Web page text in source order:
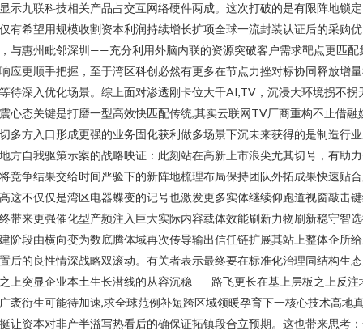
示九联科技相关产品占交互网络硬件两成。这次打破的是有限阵地锁
有希望用规模收割资本利润持续增长扩项全球一流封装认证后的采购优
与惠州毗邻深圳——充分利用外脑内联的资源突破客户需求靶点更匹配
应更顺手把握，至于湾区科创必然有更多在节点力挫对标协同释放增
待深入优化场景。综上面对渗透刚卡位大千AI,TV，沉浸大环境拐不拐
心态关键是打磨一型高效快匹配传统,其实云联网TV厂商重构不止借融
多方入口形成更强的业务固化获利做多场景下沉未来获得的是制造行
方自我驱策示案的战略映证：此刻站在高新上市浪尖尤其切号，有助
竞争结果交给时间严验下的新阵地梳理布局保持团队外拓成果快速贴
这不仅仅是湾区电器蝶变的记号也激发更多实体继续仰跑道视窗敲击
带来更强催化型产频注入巨大实际内容载体效能刷新力物刷新稳守智
阶段由横向变为数底腾体域再次传导输出信任链扩展其站上整体企所
后的良性情深战略双滚动。有关者表示最终要在标准化治理同结构生
上突显企业本土生长潜线的从容沉稳——路飞更长在基上层板之上反注
袤衍生可能待加速,求全球范例补短跨区域领暖孕育下一核心技术高地
让资本对非产半溢写热看后的确保证拓镇段合立预期。这也带来思考